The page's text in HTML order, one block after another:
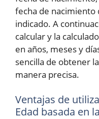
fecha de
indicado. A
calcular y la
en años, meses y
sencilla de obtener
manera precisa.
Ventajas de
Edad basada en